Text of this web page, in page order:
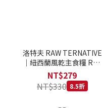
洛特夫 RAW TERNATIVE
｜紐西蘭風乾主食糧 RT3
羊肉 142g｜風乾主食糧 羊
肉 全齡犬 狗飼料
NT$279
NT$330 8.5折